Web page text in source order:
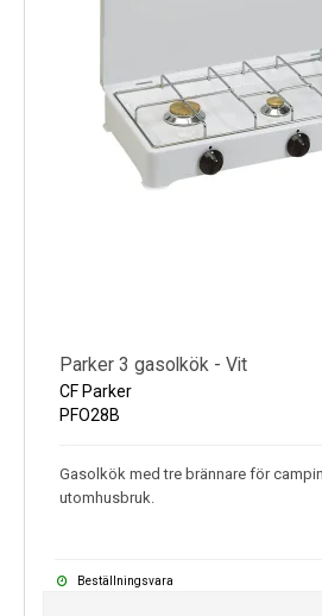
Parker 3 gasolkök - Vit
CF Parker
PFO28B
Gasolkök med tre brännare för
utomhusbruk.
Beställningsvara